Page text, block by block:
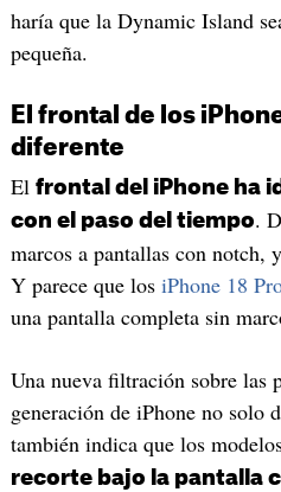
haría que la Dynamic Island
pequeña.
El frontal de los
diferente
El frontal del iPhone ha
con el paso del tiempo.
marcos a pantallas con notch,
Y parece que los iPhone 18
una pantalla completa sin
Una nueva filtración sobre las
generación de iPhone no solo
también indica que los
recorte bajo la pantalla